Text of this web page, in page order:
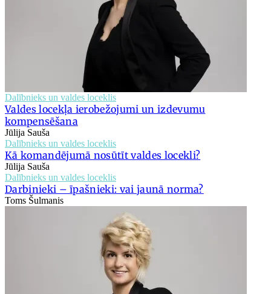
Dalībnieks un valdes loceklis
Valdes locekļa ierobežojumi un izdevumu
kompensēšana
Jūlija Sauša
Dalībnieks un valdes loceklis
Kā komandējumā nosūtīt valdes locekli?
Jūlija Sauša
Dalībnieks un valdes loceklis
Darbinieki – īpašnieki: vai jaunā norma?
Toms Šulmanis